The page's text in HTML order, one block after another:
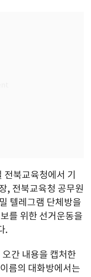
북교육청에서 기
, 전북교육청 공무원
텔레그램 단체방을
를 위한 선거운동을
.
간 내용을 캡처한
름의 대화방에서는